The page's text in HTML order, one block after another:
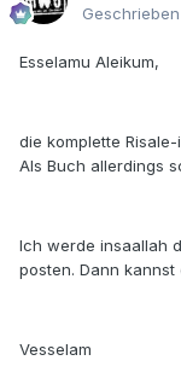
Geschrieben
Esselamu Aleikum,
die komplette
Als Buch allerdings
Ich werde insaallah
posten. Dann
Vesselam